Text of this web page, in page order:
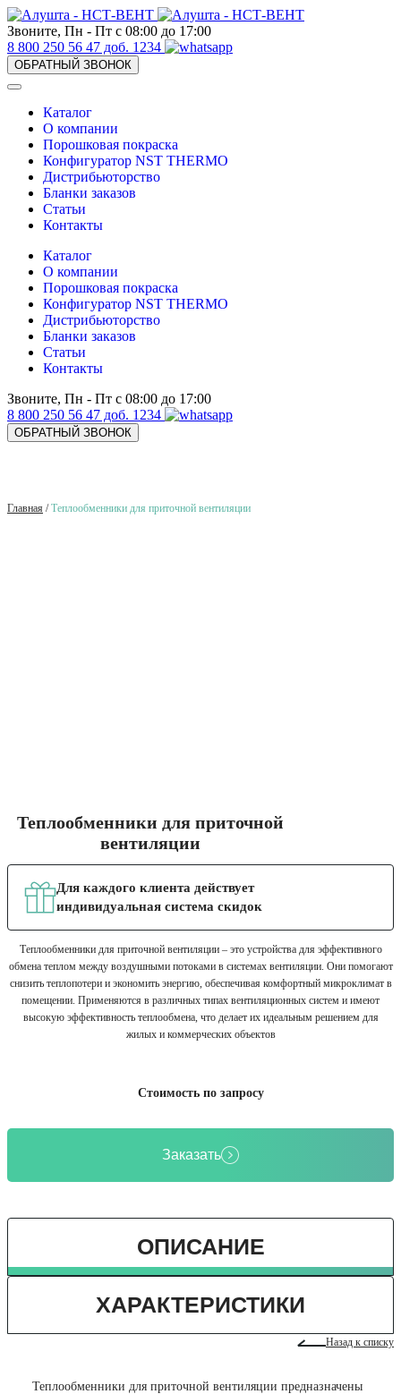
Звоните, Пн - Пт с 08:00 до 17:00
8 800 250 56 47 доб. 1234
ОБРАТНЫЙ ЗВОНОК
Каталог
О компании
Порошковая покраска
Конфигуратор NST THERMO
Дистрибьюторство
Бланки заказов
Статьи
Контакты
Каталог
О компании
Порошковая покраска
Конфигуратор NST THERMO
Дистрибьюторство
Бланки заказов
Статьи
Контакты
Звоните, Пн - Пт с 08:00 до 17:00
8 800 250 56 47 доб. 1234
ОБРАТНЫЙ ЗВОНОК
Главная /Теплообменники для приточной вентиляции
Теплообменники для приточной
вентиляции
Для каждого клиента действует
индивидуальная система скидок
Теплообменники для приточной вентиляции – это устройства для эффективного
обмена теплом между воздушными потоками в системах вентиляции. Они помогают
снизить теплопотери и экономить энергию, обеспечивая комфортный микроклимат в
помещении. Применяются в различных типах вентиляционных систем и имеют
высокую эффективность теплообмена, что делает их идеальным решением для
жилых и коммерческих объектов
Стоимость по запросу
Заказать
ОПИСАНИЕ
ХАРАКТЕРИСТИКИ
Назад к списку
Теплообменники для приточной вентиляции предназначены